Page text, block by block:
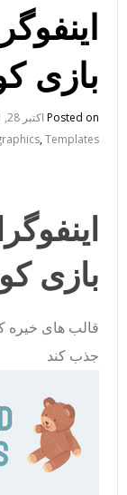
بازی
Posted onاکتبر 28, 2021
,Templates
بازی
قالب های خیره
جذب کند